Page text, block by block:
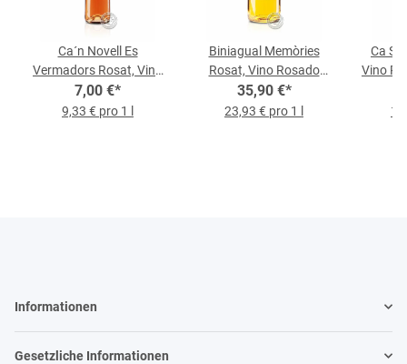
Ca´n Novell Es
Vermadors Rosat, Vino
Rosado 0,75-l-Flasche
7,00 €*
9,33 € pro 1 l
Biniagual Memòries
Rosat, Vino Rosado
2022, 1,5-l-Flasche
35,90 €*
23,93 € pro 1 l
Ca
Vino
Informationen
Gesetzliche Informationen